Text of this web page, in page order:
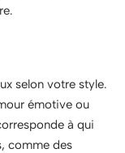
selon votre style.
émotive ou
à qui
comme des